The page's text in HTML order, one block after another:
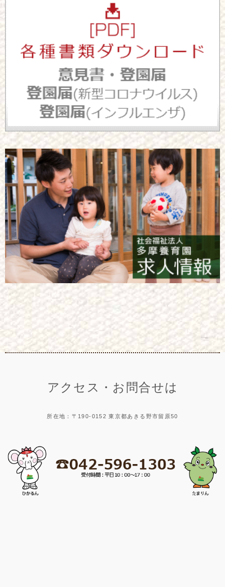
アクセス・お問合せは
所在地：〒190-0152 東京都あきる野市留原50